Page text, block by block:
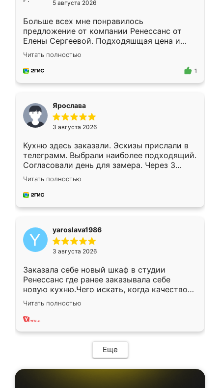
5 августа 2026
Больше всех мне понравилось
предложение от компании Ренессанс от
Елены Сергеевой. Подходяшщая цена и
короткие сроки изготовления. Приехавший
для замера сотрудник Владислав
предложил по моему эскизу самый
Читать полностью
1
Ярослава
3 августа 2026
Кухню здесь заказали. Эскизы прислали в
телеграмм. Выбрали наиболее подходящий.
Согласовали день для замера. Через 3
недели кухня была уже готова. Остались
довольны работой. Спасибо Ренессанс
мебель за качественную работу!
Читать полностью
yaroslava1986
3 августа 2026
Заказала себе новый шкаф в студии
Ренессанс где ранее заказывала себе
новую кухню.Чего искать, когда качеством
вполне довольна. Служит кухня уже почти
два года, нареканий нет.
Читать полностью
Еще